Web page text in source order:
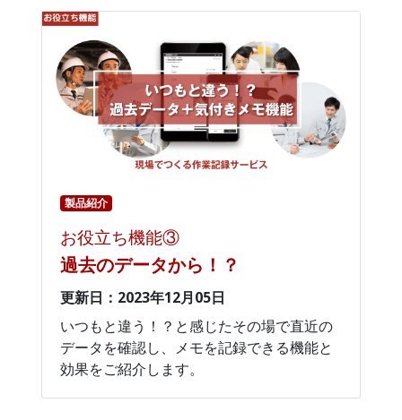
製品紹介
お役立ち機能③
過去のデータから！？
更新日：2023年12月05日
いつもと違う！？と感じたその場で直近の
データを確認し、メモを記録できる機能と
効果をご紹介します。